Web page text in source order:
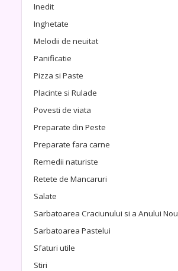
Inedit
Inghetate
Melodii de neuitat
Panificatie
Pizza si Paste
Placinte si Rulade
Povesti de viata
Preparate din Peste
Preparate fara carne
Remedii naturiste
Retete de Mancaruri
Salate
Sarbatoarea Craciunului si a Anului Nou
Sarbatoarea Pastelui
Sfaturi utile
Stiri